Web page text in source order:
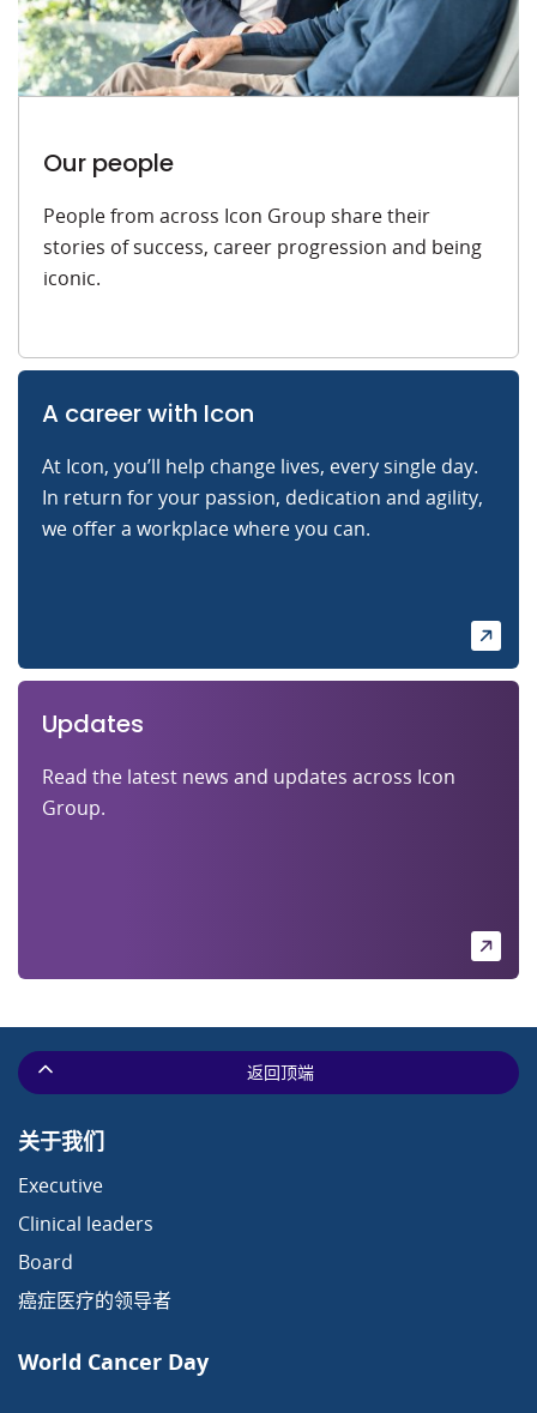
Our people
People from across Icon Group share their
stories of success, career progression and being
iconic.
A career with Icon
At Icon, you’ll help change lives, every single day.
In return for your passion, dedication and agility,
we offer a workplace where you can.
Updates
Read the latest news and updates across Icon
Group.
关于我们
Executive
Clinical leaders
Board
癌症医疗的领导者
World Cancer Day
返回顶端